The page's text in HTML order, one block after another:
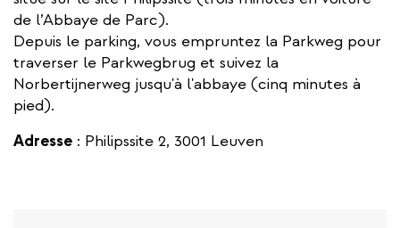
de l’Abbaye de Parc).
Depuis le parking, vous empruntez la Parkweg pour
traverser le Parkwegbrug et suivez la
Norbertijnerweg jusqu'à l'abbaye (cinq minutes à
pied).
Adresse : Philipssite 2, 3001 Leuven